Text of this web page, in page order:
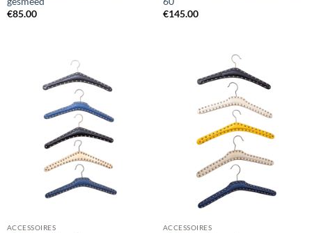
€85.00
€145.00
ACCESSOIRES ACCESSOIRES